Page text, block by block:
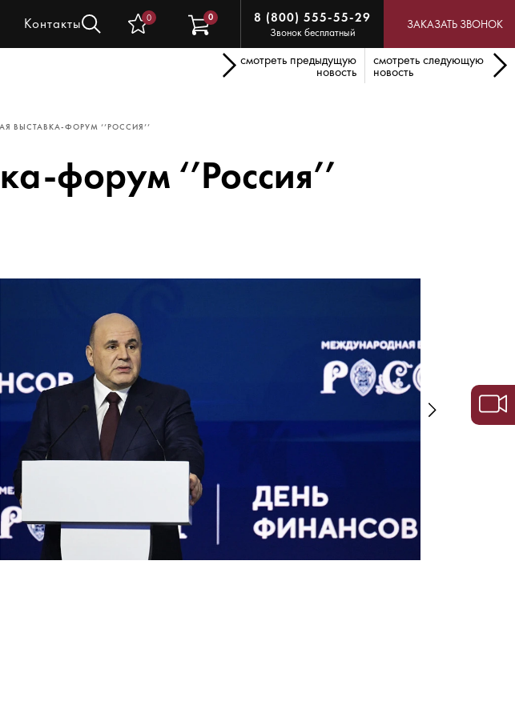
Контакты 0 0 8 (800) 555-55-29
Звонок бесплатный
ЗАКАЗАТЬ ЗВОНОК
ВЫСТАВКА-ФОРУМ ‘’РОССИЯ’’
форум ‘’Россия’’
смотреть предыдущую
новость
смотреть следующую
новость